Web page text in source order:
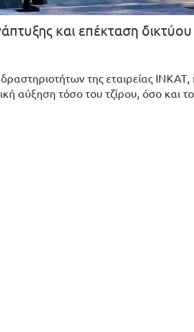
και επέκταση
της εταιρείας
αύξηση τόσο του τζίρου, όσο και